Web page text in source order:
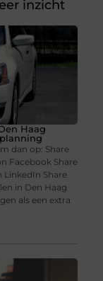
inzicht
Haag
dan op: Share
Facebook Share
LinkedIn Share
in Den Haag
als een extra